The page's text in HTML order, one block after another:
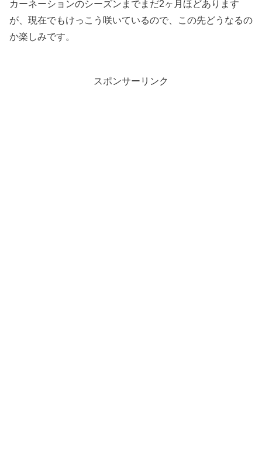
カーネーションのシーズンまでまだ2ヶ月ほどあります
が、現在でもけっこう咲いているので、この先どうなるの
か楽しみです。
スポンサーリンク